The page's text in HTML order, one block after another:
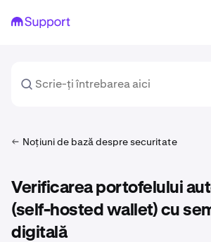
Noțiuni de bază despre securitate
Verificarea portofelului
(self-hosted wallet) cu
digitală